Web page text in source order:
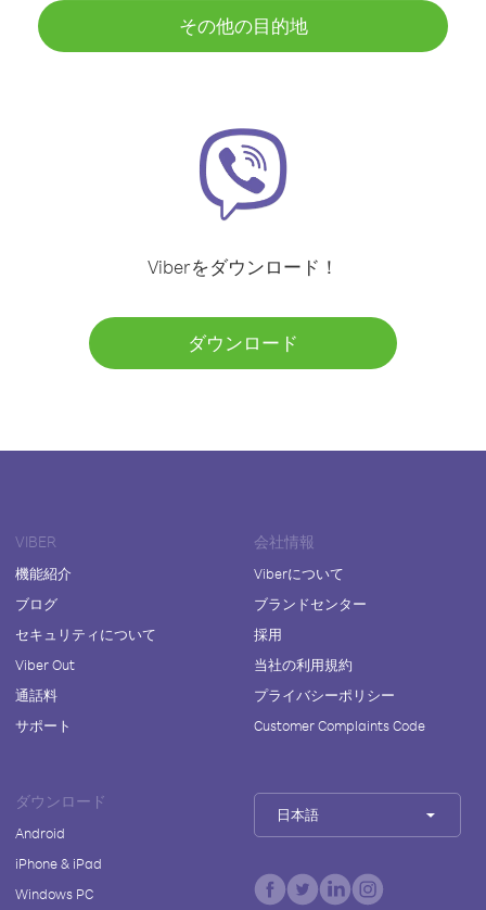
その他の目的地
Viberをダウンロード！
ダウンロード
VIBER
機能紹介
ブログ
セキュリティについて
Viber Out
通話料
サポート
会社情報
Viberについて
ブランドセンター
採用
当社の利用規約
プライバシーポリシー
Customer Complaints Code
ダウンロード
Android
iPhone & iPad
Windows PC
日本語